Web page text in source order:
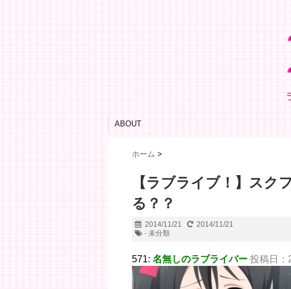
ABOUT
ホーム >
【ラブライブ！】スク
る？？
2014/11/21
2014/11/21
- 未分類
571: 名無しのラブライバー 投稿日：